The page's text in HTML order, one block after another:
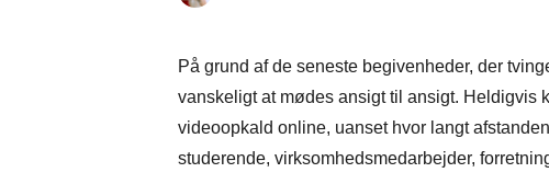
På grund af de seneste begivenheder, der
vanskeligt at mødes ansigt til ansigt. Heldigvis
videoopkald online, uanset hvor langt
studerende, virksomhedsmedarbejder,